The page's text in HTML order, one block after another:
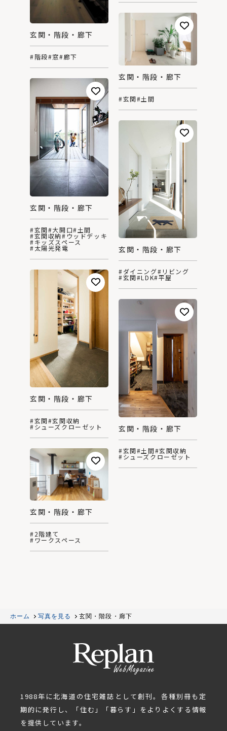
玄関・階段・廊下
#階段#窓#廊下
玄関・階段・廊下
#玄関#土間
玄関・階段・廊下
#玄関#大開口#土間
#玄関収納#ウッドデッキ
#キッズスペース
#太陽光発電 玄関・階段・廊下
#ダイニング#リビング
#玄関#LDK#平屋
玄関・階段・廊下
#玄関#玄関収納
#シューズクローゼット 玄関・階段・廊下
#玄関#土間#玄関収納
#シューズクローゼット
玄関・階段・廊下
#2階建て
#ワークスペース
ホーム 写真を見る 玄関・階段・廊下
1988年に北海道の住宅雑誌として創刊。各種別冊も定
期的に発行し、「住む」「暮らす」をよりよくする情報
を提供しています。